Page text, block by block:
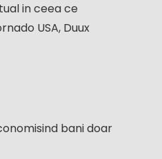
in ceea ce
USA, Duux
bani doar